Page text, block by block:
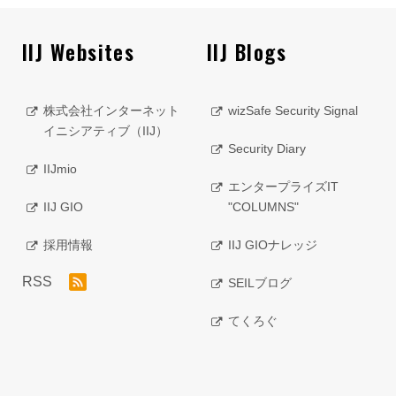
IIJ Websites
株式会社インターネット
イニシアティブ（IIJ）
IIJmio
IIJ GIO
採用情報
RSS
IIJ Blogs
wizSafe Security Signal
Security Diary
エンタープライズIT
"COLUMNS"
IIJ GIOナレッジ
SEILブログ
てくろぐ